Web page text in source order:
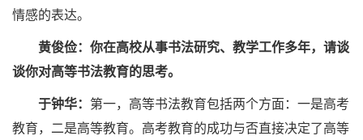
情感的表达。
黄俊俭：你在高校从事书法研究、教学工作多年，请谈
谈你对高等书法教育的思考。
于钟华： 第一，高等书法教育包括两个方面：一是高考
教育，二是高等教育。高考教育的成功与否直接决定了高等